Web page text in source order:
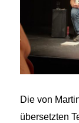
Die von
übersetzten